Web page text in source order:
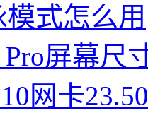
式怎么用
Pro屏幕尺
网卡